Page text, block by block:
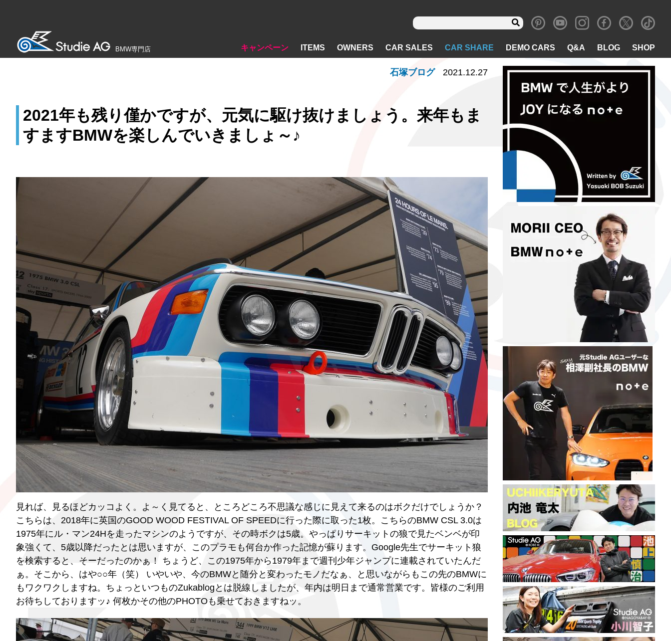
BMW専門店 キャンペーン ITEMS OWNERS CAR SALES CAR SHARE DEMO CARS Q&A BLOG SHOP
2021年も残り僅かですが、元気に駆け抜けましょう。来年もま
すますBMWを楽しんでいきましょ～♪
石塚ブログ 2021.12.27
見れば、見るほどカッコよく。よ～く見てると、ところどころ不思議な感じに見えて来るのはボクだけでしょうか？
こちらは、2018年に英国のGOOD WOOD FESTIVAL OF SPEEDに行った際に取った1枚。こちらのBMW CSL 3.0は
1975年にル・マン24Hを走ったマシンのようですが、その時ボクは5歳。やっぱりサーキットの狼で見たベンベが印
象強くて、5歳以降だったとは思いますが、このプラモも何台か作った記憶が蘇ります。Google先生でサーキット狼
を検索すると、そーだったのかぁ！ ちょうど、この1975年から1979年まで週刊少年ジャンプに連載されていたんだ
ぁ。そこから、はや○○年（笑） いやいや、今のBMWと随分と変わったモノだなぁ、と思いながらもこの先のBMWに
もワクワクしますね。ちょっといつものZukablogとは脱線しましたが、年内は明日まで通常営業です。皆様のご利用
お待ちしておりますッ♪ 何枚かその他のPHOTOも乗せておきますねッ。